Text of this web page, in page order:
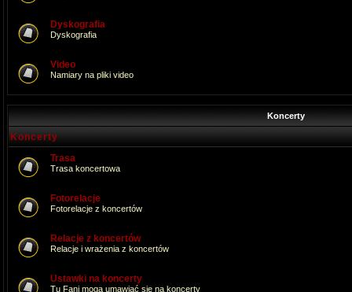
Dyskografia
Dyskografia
Video
Namiary na pliki video
Koncerty
Koncerty
Trasa
Trasa koncertowa
Fotorelacje
Fotorelacje z koncertów
Relacje z koncertów
Relacje i wrażenia z koncertów
Ustawki na koncerty
Tu Fani mogą umawiać się na koncerty